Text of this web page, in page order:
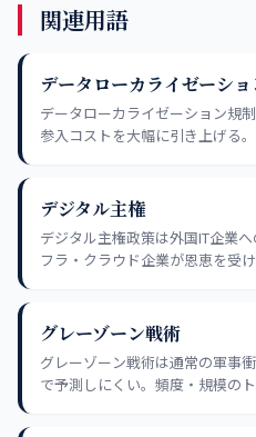
関連用語
データローカライゼーショ
データローカライゼーション規
参入コストを大幅に引き上げる
デジタル主権
デジタル主権政策は外国IT企業
フラ・クラウド企業が恩恵を受
グレーゾーン戦術
グレーゾーン戦術は通常の軍事
で予測しにくい。頻度・規模の